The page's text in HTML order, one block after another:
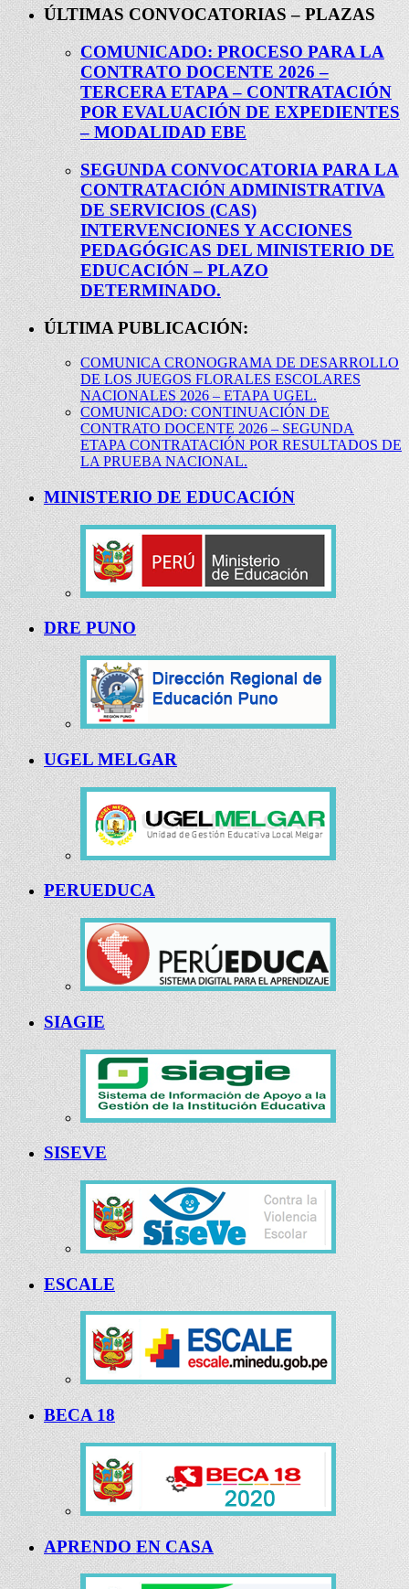
ÚLTIMAS CONVOCATORIAS – PLAZAS
COMUNICADO: PROCESO PARA LA
CONTRATO DOCENTE 2026 –
TERCERA ETAPA – CONTRATACIÓN
POR EVALUACIÓN DE EXPEDIENTES
– MODALIDAD EBE
SEGUNDA CONVOCATORIA PARA LA
CONTRATACIÓN ADMINISTRATIVA
DE SERVICIOS (CAS)
INTERVENCIONES Y ACCIONES
PEDAGÓGICAS DEL MINISTERIO DE
EDUCACIÓN – PLAZO
DETERMINADO.
ÚLTIMA PUBLICACIÓN:
COMUNICA CRONOGRAMA DE DESARROLLO
DE LOS JUEGOS FLORALES ESCOLARES
NACIONALES 2026 – ETAPA UGEL.
COMUNICADO: CONTINUACIÓN DE
CONTRATO DOCENTE 2026 – SEGUNDA
ETAPA CONTRATACIÓN POR RESULTADOS DE
LA PRUEBA NACIONAL.
MINISTERIO DE EDUCACIÓN
DRE PUNO
UGEL MELGAR
PERUEDUCA
SIAGIE
SISEVE
ESCALE
BECA 18
APRENDO EN CASA